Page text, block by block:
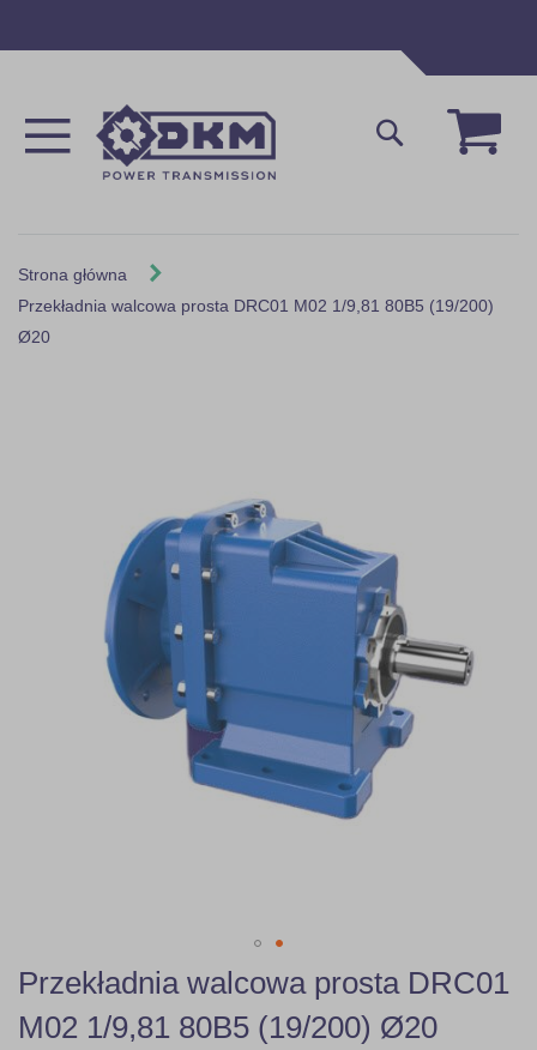
Mój
Szukaj
Strona główna
Przekładnia walcowa prosta DRC01 M02 1/9,81 80B5 (19/200)
Ø20
Skip
to
the
beginning
Przekładnia walcowa prosta DRC01
M02 1/9,81 80B5 (19/200) Ø20